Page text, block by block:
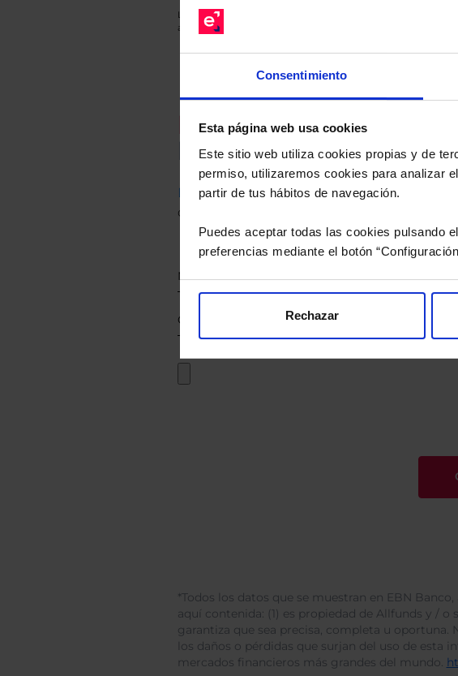
Consentimiento
Esta página web usa cookies
Este sitio web utiliza cookies propias y de
permiso, utilizaremos cookies para analizar
partir de tus hábitos de navegación.
Puedes aceptar todas las cookies pulsando
preferencias mediante el botón
Rechazar
Los datos de rentabilidad mostrados hacen referencia a los
anterior a Valor Liquidativo actual con reinversión de
Recomendado.
Le hacemos un
Descárguese el archivoe indíquenos los
de sus alternativas de Clases Limpias con
*Todos los datos que se muestran en EBN
aquí contenida: (1) es propiedad de Allfunds y /
garantiza que sea precisa, completa u oportuna.
los daños o pérdidas que surjan del uso de esta
mercados financieros más grandes del mundo.